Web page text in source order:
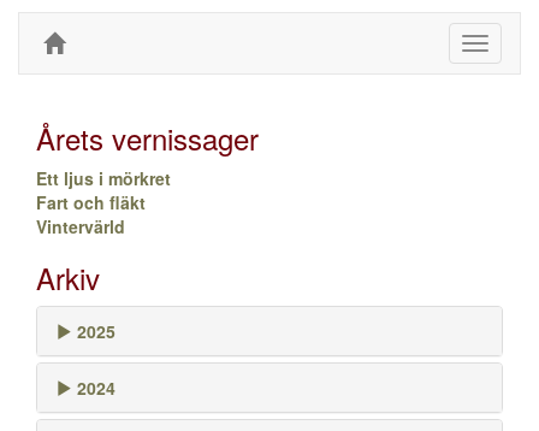
Toggle
Årets vernissager
Ett ljus i mörkret
Fart och fläkt
Vintervärld
Arkiv
2025
2024